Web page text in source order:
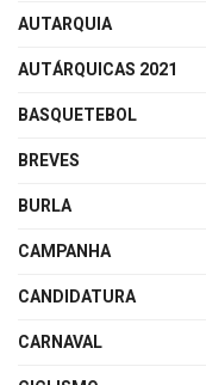
AUTARQUIA
AUTÁRQUICAS 2021
BASQUETEBOL
BREVES
BURLA
CAMPANHA
CANDIDATURA
CARNAVAL